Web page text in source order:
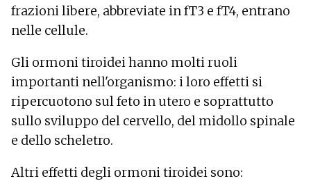
frazioni libere, abbreviate in fT3 e fT4, entrano
nelle cellule.
Gli ormoni tiroidei hanno molti ruoli
importanti nell'organismo: i loro effetti si
ripercuotono sul feto in utero e soprattutto
sullo sviluppo del cervello, del midollo spinale
e dello scheletro.
Altri effetti degli ormoni tiroidei sono: